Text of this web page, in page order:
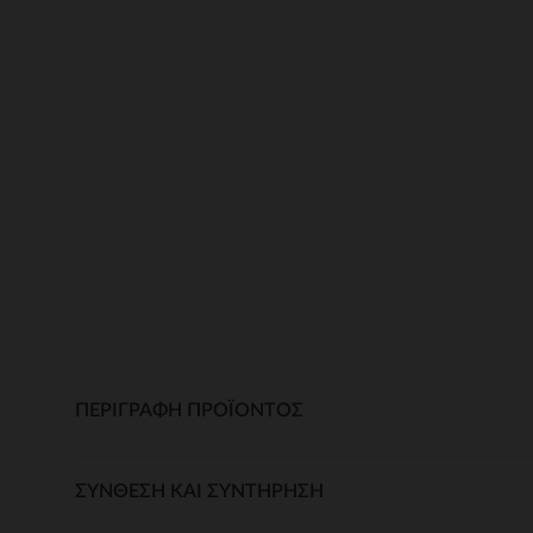
ΠΕΡΙΓΡΑΦΉ ΠΡΟΪΌΝΤΟΣ
ΣΎΝΘΕΣΗ ΚΑΙ ΣΥΝΤΉΡΗΣΗ